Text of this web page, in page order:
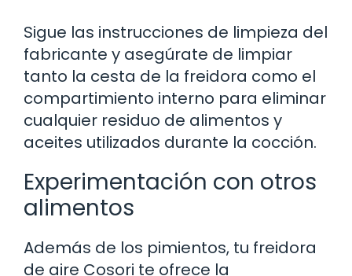
Sigue las instrucciones de limpieza del
fabricante y asegúrate de limpiar
tanto la cesta de la freidora como el
compartimiento interno para eliminar
cualquier residuo de alimentos y
aceites utilizados durante la cocción.
Experimentación con otros
alimentos
Además de los pimientos, tu freidora
de aire Cosori te ofrece la